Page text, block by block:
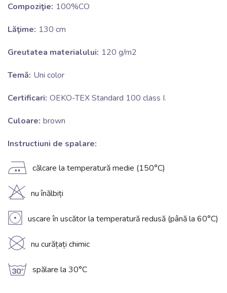
Compoziţie: 100%CO
Lăţime: 130 cm
Greutatea materialului: 120 g/m2
Temă: Uni color
Certificari: OEKO-TEX Standard 100 class I.
Culoare: brown
Instructiuni de spalare:
E călcare la temperatură medie (150°C)
H nu înălbiți
V uscare în uscător la temperatură redusă (până la 60°C)
K nu curățați chimic
g spălare la 30°C